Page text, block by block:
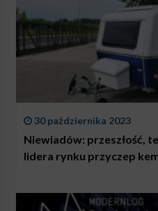
30 października 2023
Niewiadów: przeszłość,
lidera rynku przyczep